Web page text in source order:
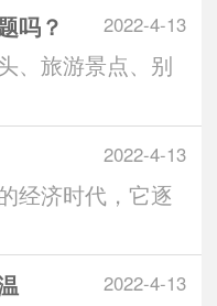
2022-4-13
吗？
、旅游景点、别
2022-4-13
经济时代，它逐
2022-4-13